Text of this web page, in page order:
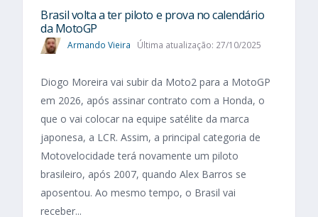
Brasil volta a ter piloto e prova no calendário
da MotoGP
Armando Vieira Última atualização: 27/10/2025
Diogo Moreira vai subir da Moto2 para a MotoGP
em 2026, após assinar contrato com a Honda, o
que o vai colocar na equipe satélite da marca
japonesa, a LCR. Assim, a principal categoria de
Motovelocidade terá novamente um piloto
brasileiro, após 2007, quando Alex Barros se
aposentou. Ao mesmo tempo, o Brasil vai
receber...